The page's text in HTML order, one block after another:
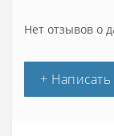
Нет отзывов о
+